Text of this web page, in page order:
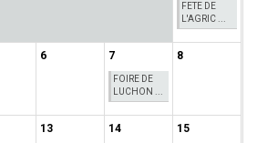
FETE DE
L'AGRIC ...
6 7
FOIRE DE
LUCHON ...
8
13 14 15